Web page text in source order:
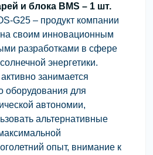
и блока BMS – 1 шт.
G25 – продукт компании
своим инновационным
разработками в сфере
энергетики.
занимается
оборудования для
автономии,
альтернативные
опыт, внимание к